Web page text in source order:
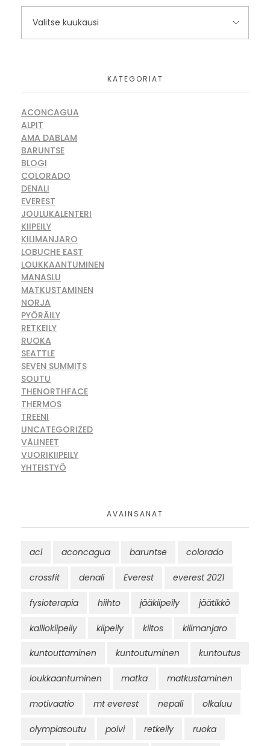
KATEGORIAT
ACONCAGUA
ALPIT
AMA DABLAM
BARUNTSE
BLOGI
COLORADO
DENALI
EVEREST
JOULUKALENTERI
KIIPEILY
KILIMANJARO
LOBUCHE EAST
LOUKKAANTUMINEN
MANASLU
MATKUSTAMINEN
NORJA
PYÖRÄILY
RETKEILY
RUOKA
SEATTLE
SEVEN SUMMITS
SOUTU
THENORTHFACE
THERMOS
TREENI
UNCATEGORIZED
VÄLINEET
VUORIKIIPEILY
YHTEISTYÖ
AVAINSANAT
acl aconcagua baruntse colorado
crossfit denali Everest everest 2021
fysioterapia hiihto jääkiipeily jäätikkö
kalliokiipeily kiipeily kiitos kilimanjaro
kuntouttaminen kuntoutuminen kuntoutus
loukkaantuminen matka matkustaminen
motivaatio mt everest nepali olkaluu
olympiasoutu polvi retkeily ruoka